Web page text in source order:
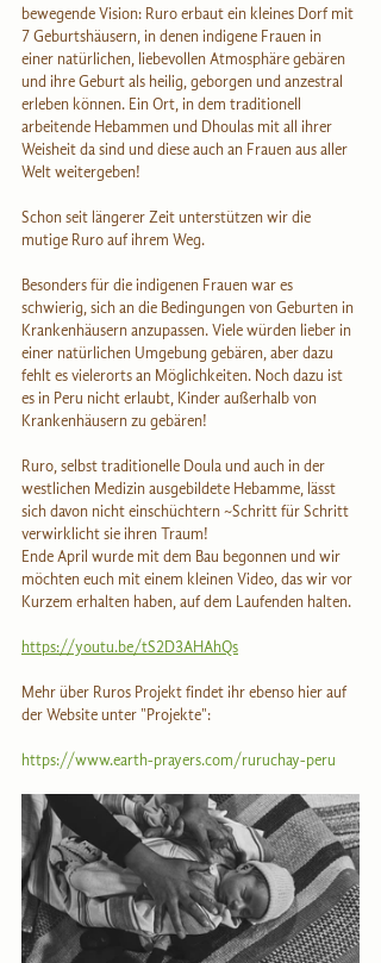
bewegende Vision: Ruro erbaut ein kleines Dorf mit
7 Geburtshäusern, in denen indigene Frauen in
einer natürlichen, liebevollen Atmosphäre gebären
und ihre Geburt als heilig, geborgen und anzestral
erleben können. Ein Ort, in dem traditionell
arbeitende Hebammen und Dhoulas mit all ihrer
Weisheit da sind und diese auch an Frauen aus aller
Welt weitergeben!
Schon seit längerer Zeit unterstützen wir die
mutige Ruro auf ihrem Weg.
Besonders für die indigenen Frauen war es
schwierig, sich an die Bedingungen von Geburten in
Krankenhäusern anzupassen. Viele würden lieber in
einer natürlichen Umgebung gebären, aber dazu
fehlt es vielerorts an Möglichkeiten. Noch dazu ist
es in Peru nicht erlaubt, Kinder außerhalb von
Krankenhäusern zu gebären!
Ruro, selbst traditionelle Doula und auch in der
westlichen Medizin ausgebildete Hebamme, lässt
sich davon nicht einschüchtern ~Schritt für Schritt
verwirklicht sie ihren Traum!
Ende April wurde mit dem Bau begonnen und wir
möchten euch mit einem kleinen Video, das wir vor
Kurzem erhalten haben, auf dem Laufenden halten.
https://youtu.be/tS2D3AHAhQs
Mehr über Ruros Projekt findet ihr ebenso hier auf
der Website unter "Projekte":
https://www.earth-prayers.com/ruruchay-peru